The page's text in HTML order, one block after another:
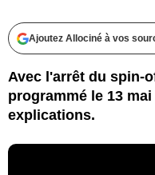
Ajoutez Allociné à vos
Avec l'arrêt du spin-
programmé le 13
explications.